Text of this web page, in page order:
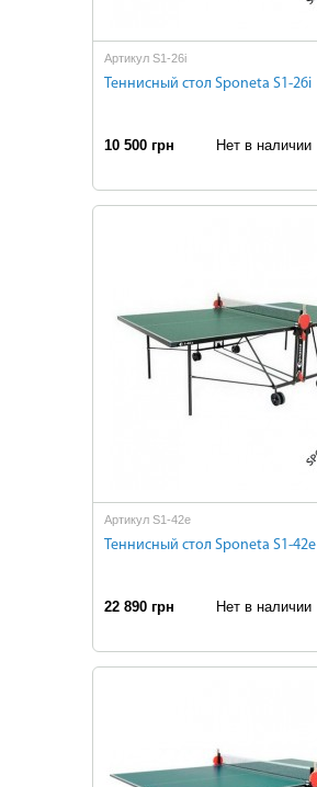
Артикул S1-26i
Теннисный стол Sponeta S1-26i
10 500 грн Нет в наличии
Артикул S1-42e
Теннисный стол Sponeta S1-42e
22 890 грн Нет в наличии